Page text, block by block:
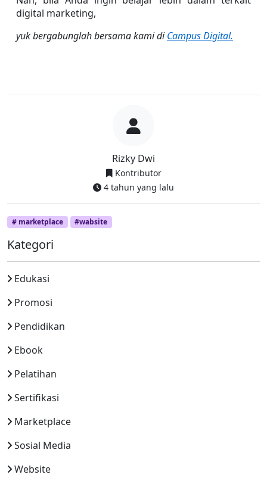
Rizky Dwi
Kontributor
4 tahun yang lalu
# marketplace #wabsite
digital marketing,
yuk bergabunglah bersama kami di Campus Digital.
Kategori
Edukasi
Promosi
Pendidikan
Ebook
Pelatihan
Sertifikasi
Marketplace
Sosial Media
Website